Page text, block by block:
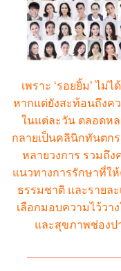
เพราะ ‘รอยยิ้ม’ ไม่
หากแต่ยังสะท้อนถึง
ในแต่ละวัน ตลอดห
กลายเป็นคลินิกทันตก
หลายวงการ รวมถึง
แนวทางการรักษาที่ใ
ธรรมชาติ และรายล
เลือกมอบความไว้วาง
และสุขภาพช่องป